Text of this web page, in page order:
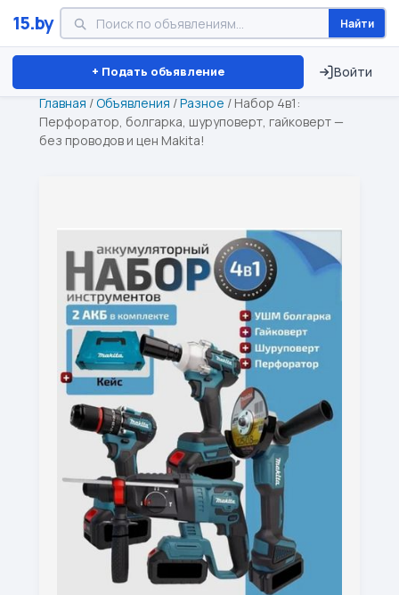
15.by Найти
+ Подать объявление Войти
Минск Витебск Брест ⏱ ТОЛЬКО 15 ДНЕЙ
Главная /Объявления /Разное / Набор 4в1:
Перфоратор, болгарка, шуруповерт, гайковерт —
без проводов и цен Makita!